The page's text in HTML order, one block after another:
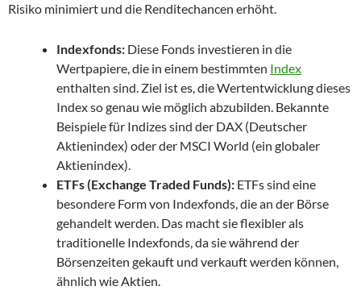
Risiko minimiert und die Renditechancen erhöht.
Indexfonds: Diese Fonds investieren in die
Wertpapiere, die in einem bestimmten Index
enthalten sind. Ziel ist es, die Wertentwicklung dieses
Index so genau wie möglich abzubilden. Bekannte
Beispiele für Indizes sind der DAX (Deutscher
Aktienindex) oder der MSCI World (ein globaler
Aktienindex).
ETFs (Exchange Traded Funds): ETFs sind eine
besondere Form von Indexfonds, die an der Börse
gehandelt werden. Das macht sie flexibler als
traditionelle Indexfonds, da sie während der
Börsenzeiten gekauft und verkauft werden können,
ähnlich wie Aktien.